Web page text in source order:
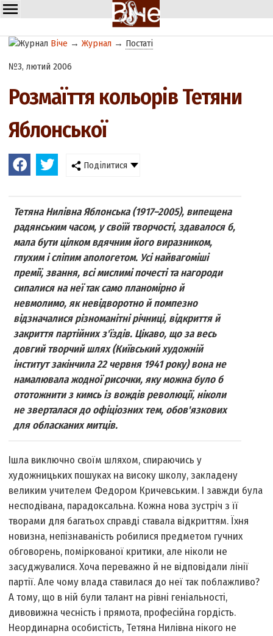
Віче →Журнал → Постаті
№3, лютий 2006
Розмаїття кольорів Тетяни
Яблонської
Поділитися
Тетяна Нилівна Яблонська (1917–2005), випещена
радянським часом, у своїй творчості, здавалося б,
мала бути цілком вдячним його виразником,
глухим і сліпим апологетом. Усі найвагоміші
премії, звання, всі мислимі почесті та нагороди
сипалися на неї так само планомірно й
невмолимо, як невідворотно й помпезно
відзначалися різноманітні річниці, відкриття й
закриття партійних з'їздів. Цікаво, що за весь
довгий творчий шлях (Київський художній
інститут закінчила 22 червня 1941 року) вона не
намалювала жодної рисочки, яку можна було б
ототожнити з кимсь із вождів революції, ніколи
не зверталася до офіціозних тем, обов'язкових
для обласканих митців.
Ішла виключно своїм шляхом, спираючись у
художницьких пошуках на високу школу, закладену
великим учителем Федором Кричевським. І завжди була
несподівана, парадоксальна. Кожна нова зустріч з її
творами для багатьох справді ставала відкриттям. Їхня
новизна, непізнаваність робилися предметом гучних
обговорень, поміркованої критики, але ніколи не
засуджувалися. Хоча переважно й не відповідали лінії
партії. Але чому влада ставилася до неї так поблажливо?
А тому, що в ній були талант на рівні геніальності,
дивовижна чесність і прямота, професійна гордість.
Неординарна особистість, Тетяна Нилівна нікого не